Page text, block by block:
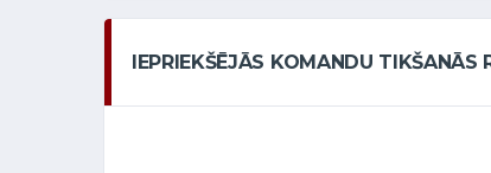
IEPRIEKŠĒJĀS KOMANDU TIKŠANĀS